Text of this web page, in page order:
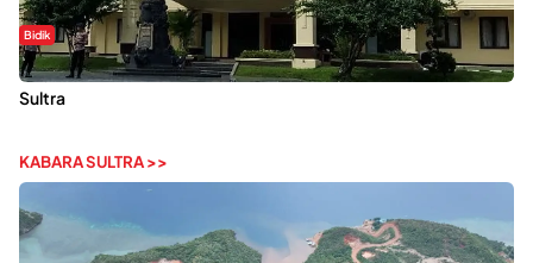
Bidik
Dugaan Kekerasan Seksual di UIN Kendari Dilaporkan ke Polda
Sultra
KABARA SULTRA >>